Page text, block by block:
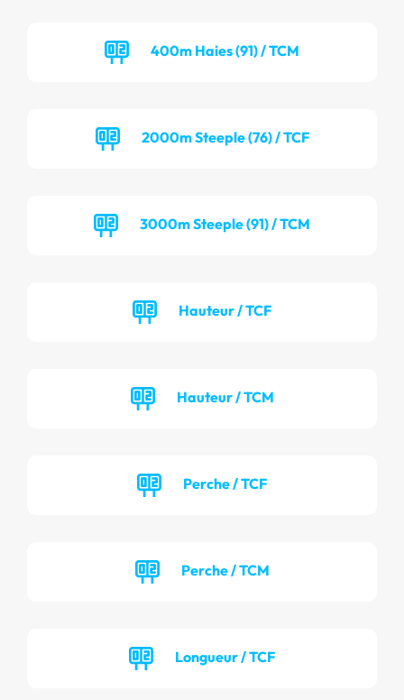
400m Haies (91) / TCM
2000m Steeple (76) / TCF
3000m Steeple (91) / TCM
Hauteur / TCF
Hauteur / TCM
Perche / TCF
Perche / TCM
Longueur / TCF